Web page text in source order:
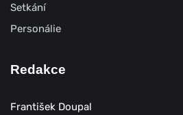
Setkání
Personálie
Redakce
František Doupal